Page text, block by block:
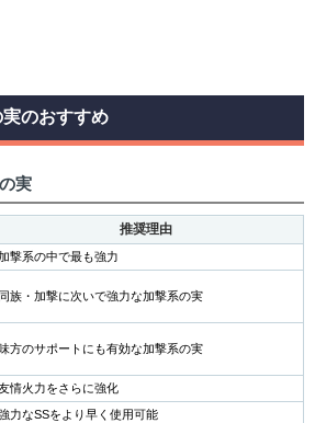
のおすすめ
実
推奨理由
撃系の中で最も強力
同族・加撃に次いで強力な加撃系の実
方のサポートにも有効な加撃系の実
情火力をさらに強化
力なSSをより早く使用可能